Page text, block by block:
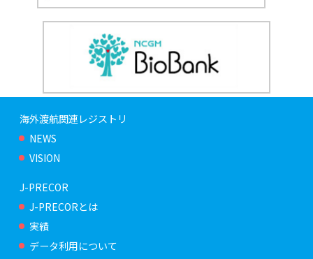
海外渡航関連レジストリ
NEWS
VISION
J-PRECOR
J-PRECORとは
実績
データ利用について